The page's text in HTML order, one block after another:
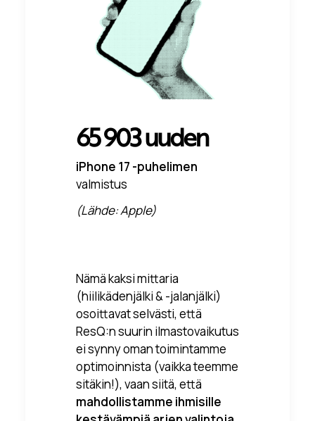
65 903 uuden
iPhone 17 -puhelimen
valmistus
(Lähde: Apple)
Nämä kaksi mittaria
(hiilikädenjälki & -jalanjälki)
osoittavat selvästi, että
ResQ:n suurin ilmastovaikutus
ei synny oman toimintamme
optimoinnista (vaikka teemme
sitäkin!), vaan siitä, että
mahdollistamme ihmisille